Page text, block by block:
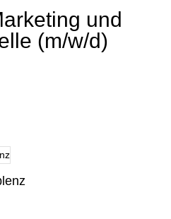
und
(m/w/d)